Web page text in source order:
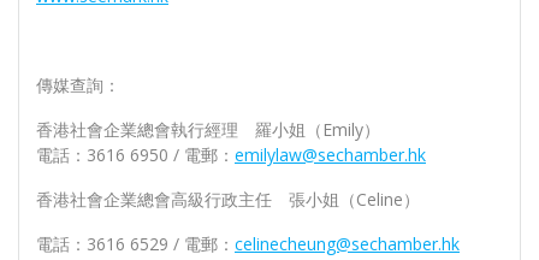
傳媒查詢：
香港社會企業總會執行經理 羅小姐（Emily）
電話：3616 6950 / 電郵： emilylaw@sechamber.hk
香港社會企業總會高級行政主任 張小姐（Celine）
電話：3616 6529 / 電郵： celinecheung@sechamber.hk